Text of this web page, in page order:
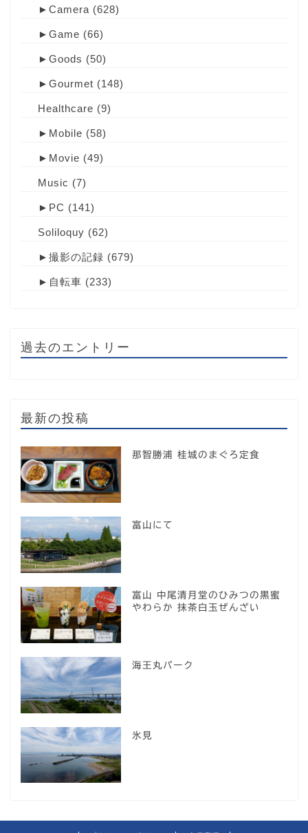
► Camera (628)
► Game (66)
► Goods (50)
► Gourmet (148)
Healthcare (9)
► Mobile (58)
► Movie (49)
Music (7)
► PC (141)
Soliloquy (62)
► 撮影の記録 (679)
► 自転車 (233)
過去のエントリー
最新の投稿
那智勝浦 桂城のまぐろ定食
富山にて
富山 中尾清月堂のひみつの黒蜜
やわらか 抹茶白玉ぜんざい
海王丸パーク
氷見